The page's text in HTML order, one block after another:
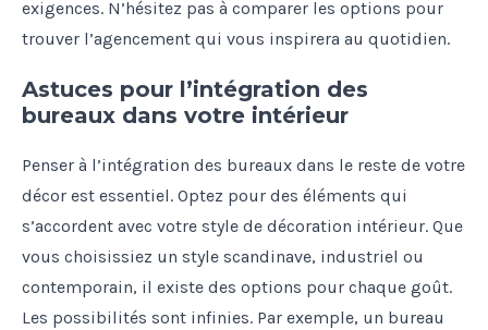
exigences. N’hésitez pas à comparer les options pour
trouver l’agencement qui vous inspirera au quotidien.
Astuces pour l’intégration des
bureaux dans votre intérieur
Penser à l’intégration des bureaux dans le reste de votre
décor est essentiel. Optez pour des éléments qui
s’accordent avec votre style de décoration intérieur. Que
vous choisissiez un style scandinave, industriel ou
contemporain, il existe des options pour chaque goût.
Les possibilités sont infinies. Par exemple, un bureau